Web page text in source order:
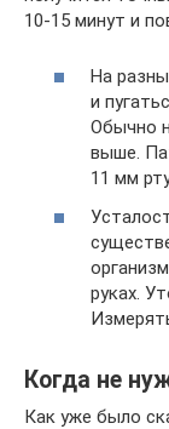
10-15 минут и
На
и
Обычно
выше.
11 мм
руках.
Когда не
Как уже было